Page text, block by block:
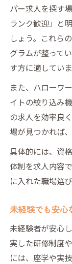
パー求人を探す
ランク歓迎」と
しょう。これら
グラムが整って
す方に適していま
また、ハローワ
イトの絞り込み
の求人を効率良
場が見つかれば
具体的には、資
体制を求人内容
に入れた職場選
未経験でも安心
未経験者が安心
実した研修制度
には、座学や実